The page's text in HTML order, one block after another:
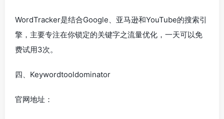
WordTracker是结合Google、亚马逊和YouTube的搜索引
擎，主要专注在你锁定的关键字之流量优化，一天可以免
费试用3次。
四、Keywordtooldominator
官网地址：